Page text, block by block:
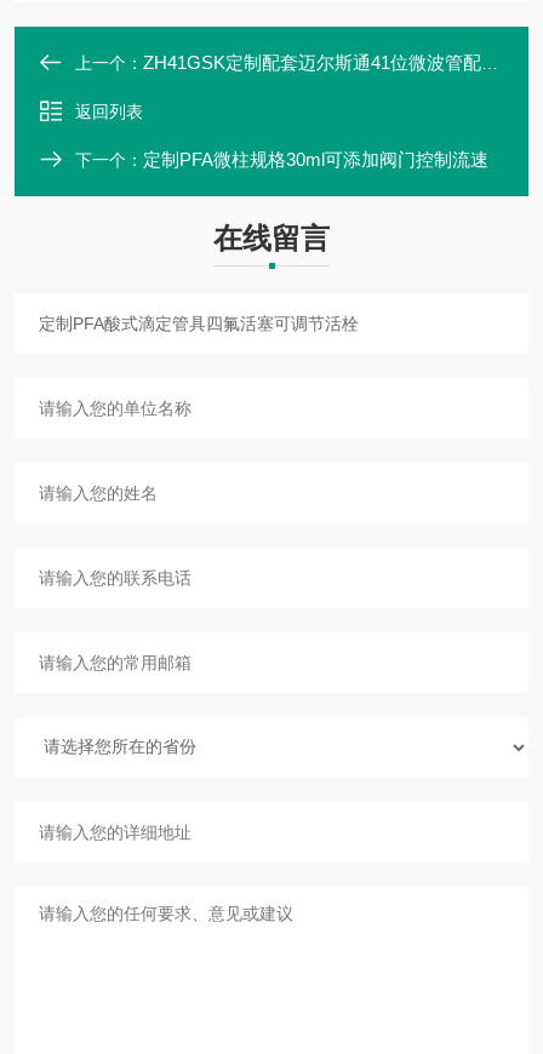
上一个： ZH41GSK定制配套迈尔斯通41位微波管配套赶酸仪
返回列表
下一个： 定制PFA微柱规格30ml可添加阀门控制流速
在线留言